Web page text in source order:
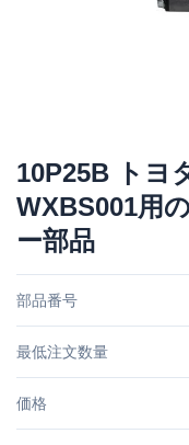
10P25B トヨ
WXBS001用
ー部品
部品番号
最低注文数量
価格